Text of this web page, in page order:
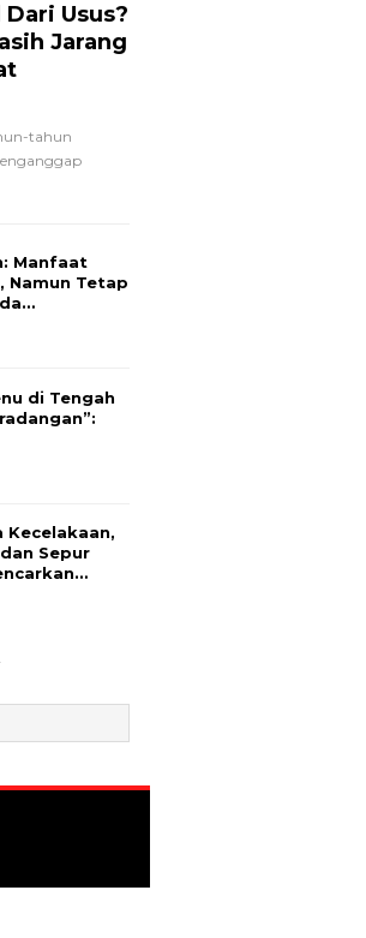
Usus?
Jarang
tahun
Manfaat
Namun Tetap
di Tengah
Kecelakaan,
Sepur